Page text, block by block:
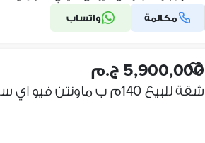
مكالمة واتساب
5,900,000 ج.م